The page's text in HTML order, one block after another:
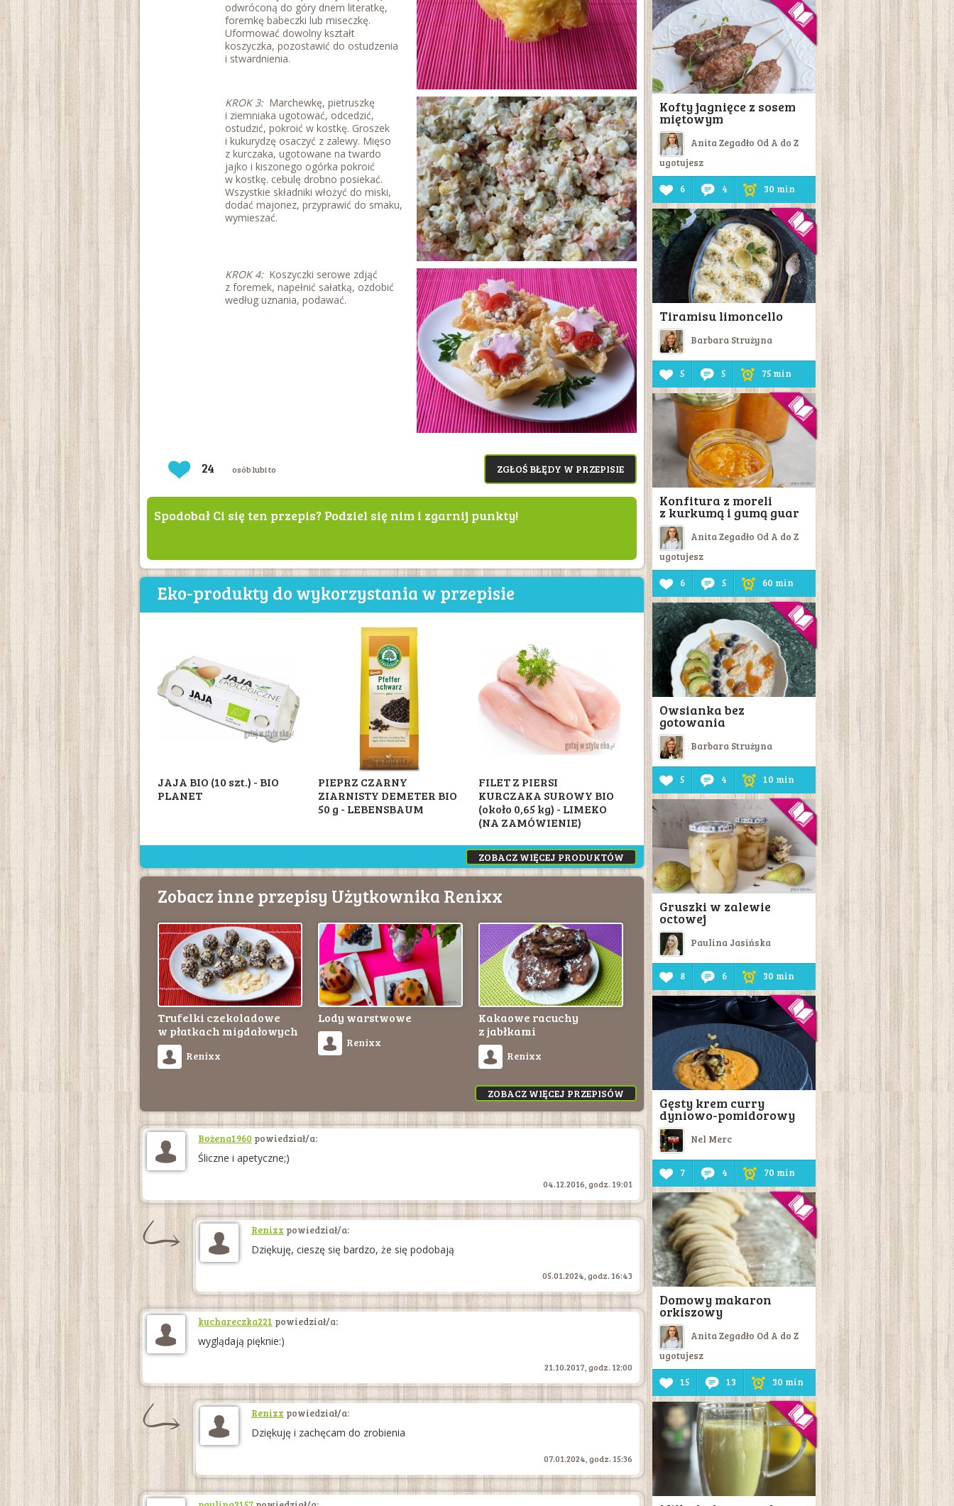
odwróconą do góry dnem literatkę,
foremkę babeczki lub miseczkę.
Uformować dowolny kształt
koszyczka, pozostawić do ostudzenia
i stwardnienia.
KROK 3:Marchewkę, pietruszkę
i ziemniaka ugotować, odcedzić,
ostudzić, pokroić w kostkę. Groszek
i kukurydzę osaczyć z zalewy. Mięso
z kurczaka, ugotowane na twardo
jajko i kiszonego ogórka pokroić
w kostkę. cebulę drobno posiekać.
Wszystkie składniki włożyć do miski,
dodać majonez, przyprawić do smaku,
wymieszać.
KROK 4:Koszyczki serowe zdjąć
z foremek, napełnić sałatką, ozdobić
według uznania, podawać.
24 osób lubi to ZGŁOŚ BŁĘDY W PRZEPISIE
Spodobał Ci się ten przepis? Podziel się nim i zgarnij punkty!
Eko-produkty do wykorzystania w przepisie
JAJA BIO (10 szt.) - BIO
PLANET
PIEPRZ CZARNY
ZIARNISTY DEMETER BIO
50 g - LEBENSBAUM
FILET Z PIERSI
KURCZAKA SUROWY BIO
(około 0,65 kg) - LIMEKO
(NA ZAMÓWIENIE)
ZOBACZ WIĘCEJ PRODUKTÓW
Zobacz inne przepisy Użytkownika Renixx
Trufelki czekoladowe
w płatkach migdałowych
Renixx
Lody warstwowe
Renixx
Kakaowe racuchy
z jabłkami
Renixx
ZOBACZ WIĘCEJ PRZEPISÓW
Bożena1960 powiedział/a:
Śliczne i apetyczne;)
04.12.2016, godz. 19:01
Renixx powiedział/a:
Dziękuję, cieszę się bardzo, że się podobają
05.01.2024, godz. 16:43
kuchareczka221 powiedział/a:
wyglądają pięknie:)
21.10.2017, godz. 12:00
Renixx powiedział/a:
Dziękuję i zachęcam do zrobienia
07.01.2024, godz. 15:36
Kofty jagnięce z sosem
miętowym
Anita Zegadło Od A do Z
ugotujesz
6 4 30 min
Tiramisu limoncello
Barbara Strużyna
5 5 75 min
Konfitura z moreli
z kurkumą i gumą guar
Anita Zegadło Od A do Z
ugotujesz
6 5 60 min
Owsianka bez
gotowania
Barbara Strużyna
5 4 10 min
Gruszki w zalewie
octowej
Paulina Jasińska
8 6 30 min
Gęsty krem curry
dyniowo-pomidorowy
Nel Merc
7 4 70 min
Domowy makaron
orkiszowy
Anita Zegadło Od A do Z
ugotujesz
15 13 30 min